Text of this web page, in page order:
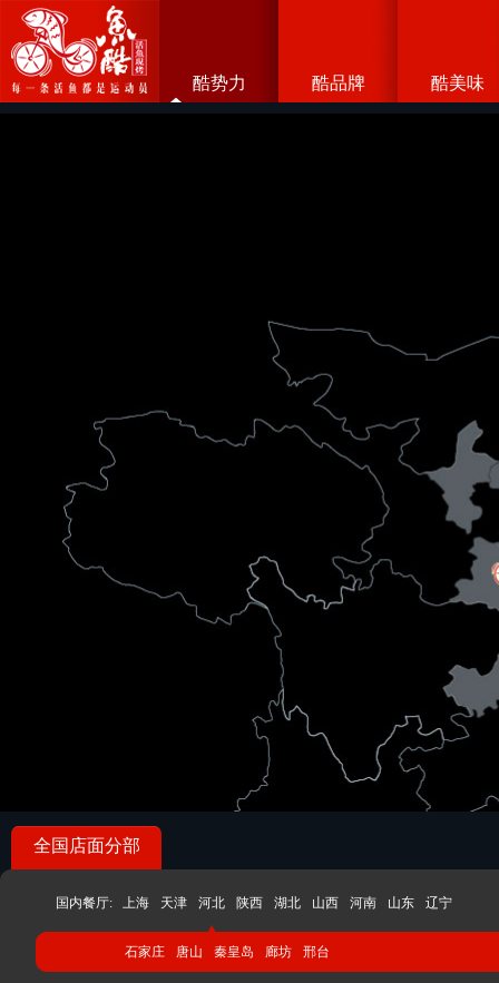
酷势力 酷品牌 酷美味
全国店面分部
国内餐厅: 上海 天津 河北
石家庄 唐山 秦皇岛 廊坊 邢台
陕西 湖北 山西 河南 山东 辽宁